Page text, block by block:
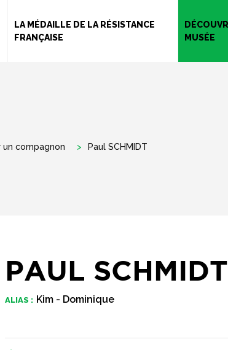
au
LA MÉDAILLE DE LA RÉSISTANCE
FRANÇAISE
MUSÉE
un compagnon Paul SCHMIDT
PAUL SCHMIDT
ALIAS : Kim - Dominique